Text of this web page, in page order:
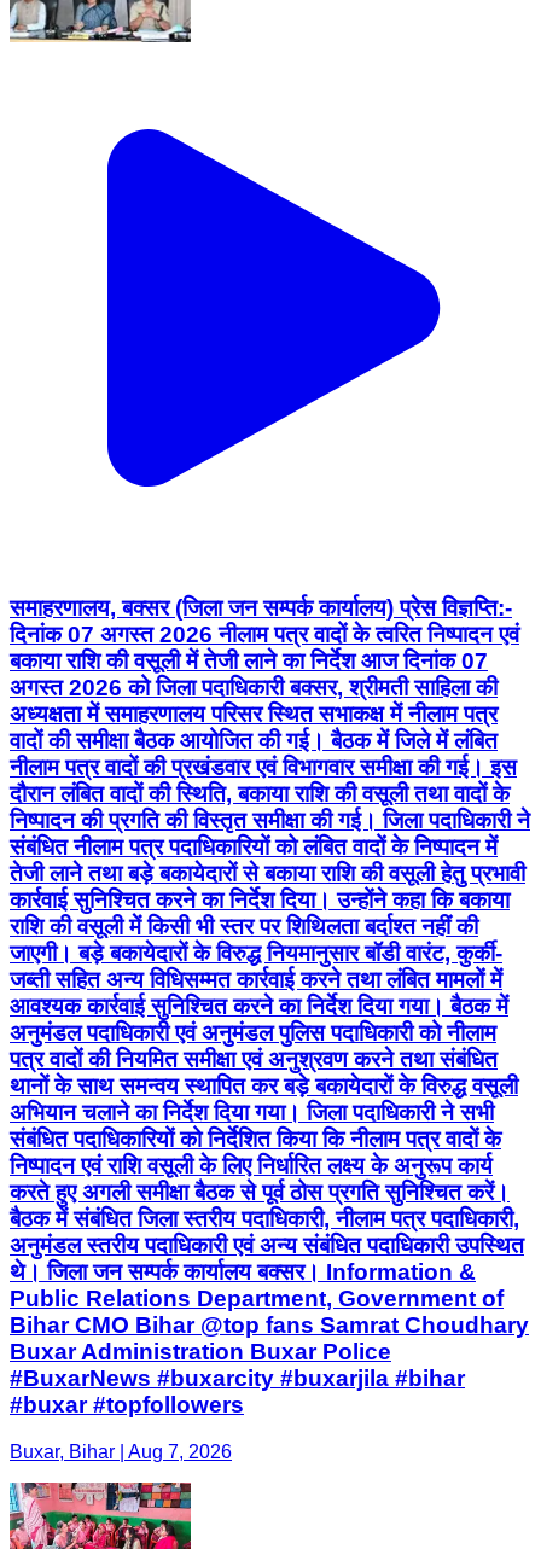
समाहरणालय, बक्सर (जिला जन सम्पर्क कार्यालय) प्रेस विज्ञप्ति:-
दिनांक 07 अगस्त 2026 नीलाम पत्र वादों के त्वरित निष्पादन एवं
बकाया राशि की वसूली में तेजी लाने का निर्देश आज दिनांक 07
अगस्त 2026 को जिला पदाधिकारी बक्सर, श्रीमती साहिला की
अध्यक्षता में समाहरणालय परिसर स्थित सभाकक्ष में नीलाम पत्र
वादों की समीक्षा बैठक आयोजित की गई। बैठक में जिले में लंबित
नीलाम पत्र वादों की प्रखंडवार एवं विभागवार समीक्षा की गई। इस
दौरान लंबित वादों की स्थिति, बकाया राशि की वसूली तथा वादों के
निष्पादन की प्रगति की विस्तृत समीक्षा की गई। जिला पदाधिकारी ने
संबंधित नीलाम पत्र पदाधिकारियों को लंबित वादों के निष्पादन में
तेजी लाने तथा बड़े बकायेदारों से बकाया राशि की वसूली हेतु प्रभावी
कार्रवाई सुनिश्चित करने का निर्देश दिया। उन्होंने कहा कि बकाया
राशि की वसूली में किसी भी स्तर पर शिथिलता बर्दाश्त नहीं की
जाएगी। बड़े बकायेदारों के विरुद्ध नियमानुसार बॉडी वारंट, कुर्की-
जब्ती सहित अन्य विधिसम्मत कार्रवाई करने तथा लंबित मामलों में
आवश्यक कार्रवाई सुनिश्चित करने का निर्देश दिया गया। बैठक में
अनुमंडल पदाधिकारी एवं अनुमंडल पुलिस पदाधिकारी को नीलाम
पत्र वादों की नियमित समीक्षा एवं अनुश्रवण करने तथा संबंधित
थानों के साथ समन्वय स्थापित कर बड़े बकायेदारों के विरुद्ध वसूली
अभियान चलाने का निर्देश दिया गया। जिला पदाधिकारी ने सभी
संबंधित पदाधिकारियों को निर्देशित किया कि नीलाम पत्र वादों के
निष्पादन एवं राशि वसूली के लिए निर्धारित लक्ष्य के अनुरूप कार्य
करते हुए अगली समीक्षा बैठक से पूर्व ठोस प्रगति सुनिश्चित करें।
बैठक में संबंधित जिला स्तरीय पदाधिकारी, नीलाम पत्र पदाधिकारी,
अनुमंडल स्तरीय पदाधिकारी एवं अन्य संबंधित पदाधिकारी उपस्थित
थे। जिला जन सम्पर्क कार्यालय बक्सर। Information &
Public Relations Department, Government of
Bihar CMO Bihar @top fans Samrat Choudhary
Buxar Administration Buxar Police
#BuxarNews #buxarcity #buxarjila #bihar
#buxar #topfollowers
Buxar, Bihar | Aug 7, 2026